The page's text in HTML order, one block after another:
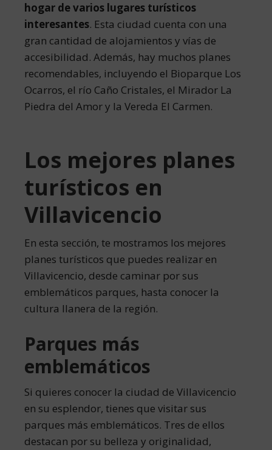
hogar de varios lugares turísticos
interesantes. Esta ciudad cuenta con una
gran cantidad de alojamientos y vías de
accesibilidad. Además, hay muchos planes
recomendables, incluyendo el Bioparque Los
Ocarros, el río Caño Cristales, el Mirador La
Piedra del Amor y la Vereda El Carmen.
Los mejores planes
turísticos en
Villavicencio
En esta sección, te mostramos los mejores
planes turísticos que puedes realizar en
Villavicencio, desde caminar por sus
emblemáticos parques, hasta conocer la
cultura llanera de la región.
Parques más
emblemáticos
Si quieres conocer la ciudad de Villavicencio
en su esplendor, tienes que visitar sus
parques más emblemáticos. Tres de ellos
destacan por su belleza y originalidad,